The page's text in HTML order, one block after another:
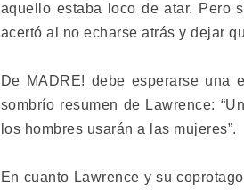
aquello estaba loco de atar. Pero
acertó al no echarse atrás y dejar
De MADRE! debe esperarse una
sombrío resumen de Lawrence:
los hombres usarán a las mujeres”.
En cuanto Lawrence y su